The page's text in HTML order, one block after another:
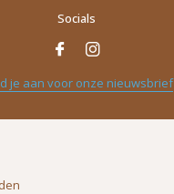
Socials
je aan voor onze nieuwsbrief